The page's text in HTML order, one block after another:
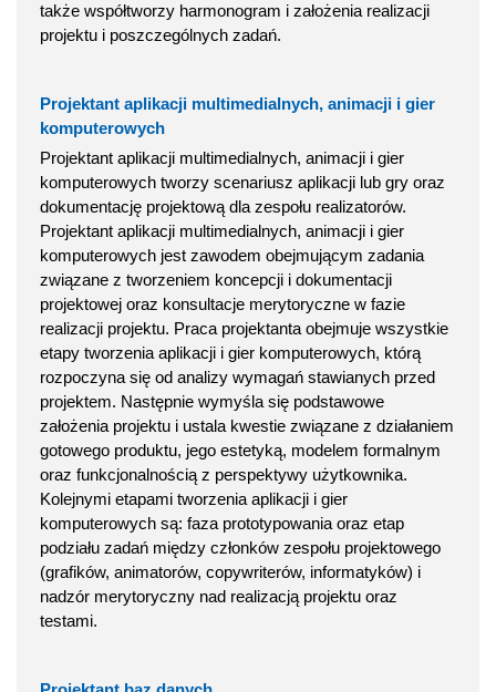
także współtworzy harmonogram i założenia realizacji
projektu i poszczególnych zadań.
Projektant aplikacji multimedialnych, animacji i gier
komputerowych
Projektant aplikacji multimedialnych, animacji i gier
komputerowych tworzy scenariusz aplikacji lub gry oraz
dokumentację projektową dla zespołu realizatorów.
Projektant aplikacji multimedialnych, animacji i gier
komputerowych jest zawodem obejmującym zadania
związane z tworzeniem koncepcji i dokumentacji
projektowej oraz konsultacje merytoryczne w fazie
realizacji projektu. Praca projektanta obejmuje wszystkie
etapy tworzenia aplikacji i gier komputerowych, którą
rozpoczyna się od analizy wymagań stawianych przed
projektem. Następnie wymyśla się podstawowe
założenia projektu i ustala kwestie związane z działaniem
gotowego produktu, jego estetyką, modelem formalnym
oraz funkcjonalnością z perspektywy użytkownika.
Kolejnymi etapami tworzenia aplikacji i gier
komputerowych są: faza prototypowania oraz etap
podziału zadań między członków zespołu projektowego
(grafików, animatorów, copywriterów, informatyków) i
nadzór merytoryczny nad realizacją projektu oraz
testami.